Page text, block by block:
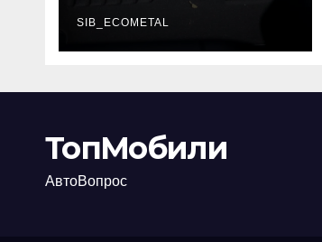
каково их
основное
назначение
SIB_ECOMETAL
ТопМобили
АвтоВопрос